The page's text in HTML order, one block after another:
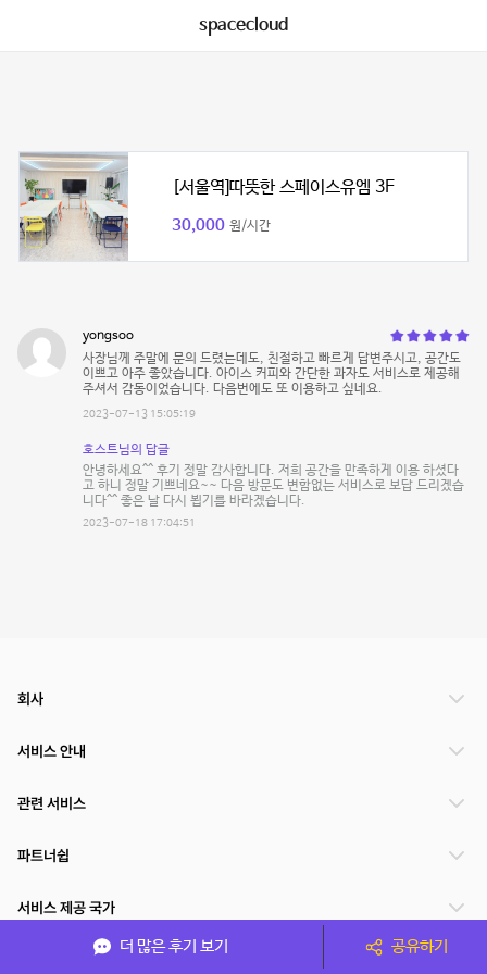
spacecloud
[서울역]따뜻한 스페이스유엠 3F
30,000 원/시간
yongsoo
사장님께 주말에 문의 드렸는데도, 친절하고 빠르게 답변주시고, 공간도
이쁘고 아주 좋았습니다. 아이스 커피와 간단한 과자도 서비스로 제공해
주셔서 감동이었습니다. 다음번에도 또 이용하고 싶네요.
2023-07-13 15:05:19
호스트님의 답글
안녕하세요^^ 후기 정말 감사합니다. 저희 공간을 만족하게 이용 하셨다
고 하니 정말 기쁘네요~~ 다음 방문도 변함없는 서비스로 보답 드리겠습
니다^^ 좋은 날 다시 뵙기를 바라겠습니다.
2023-07-18 17:04:51
더 많은 후기 보기 공유하기
회사
서비스 안내
관련 서비스
파트너쉽
서비스 제공 국가